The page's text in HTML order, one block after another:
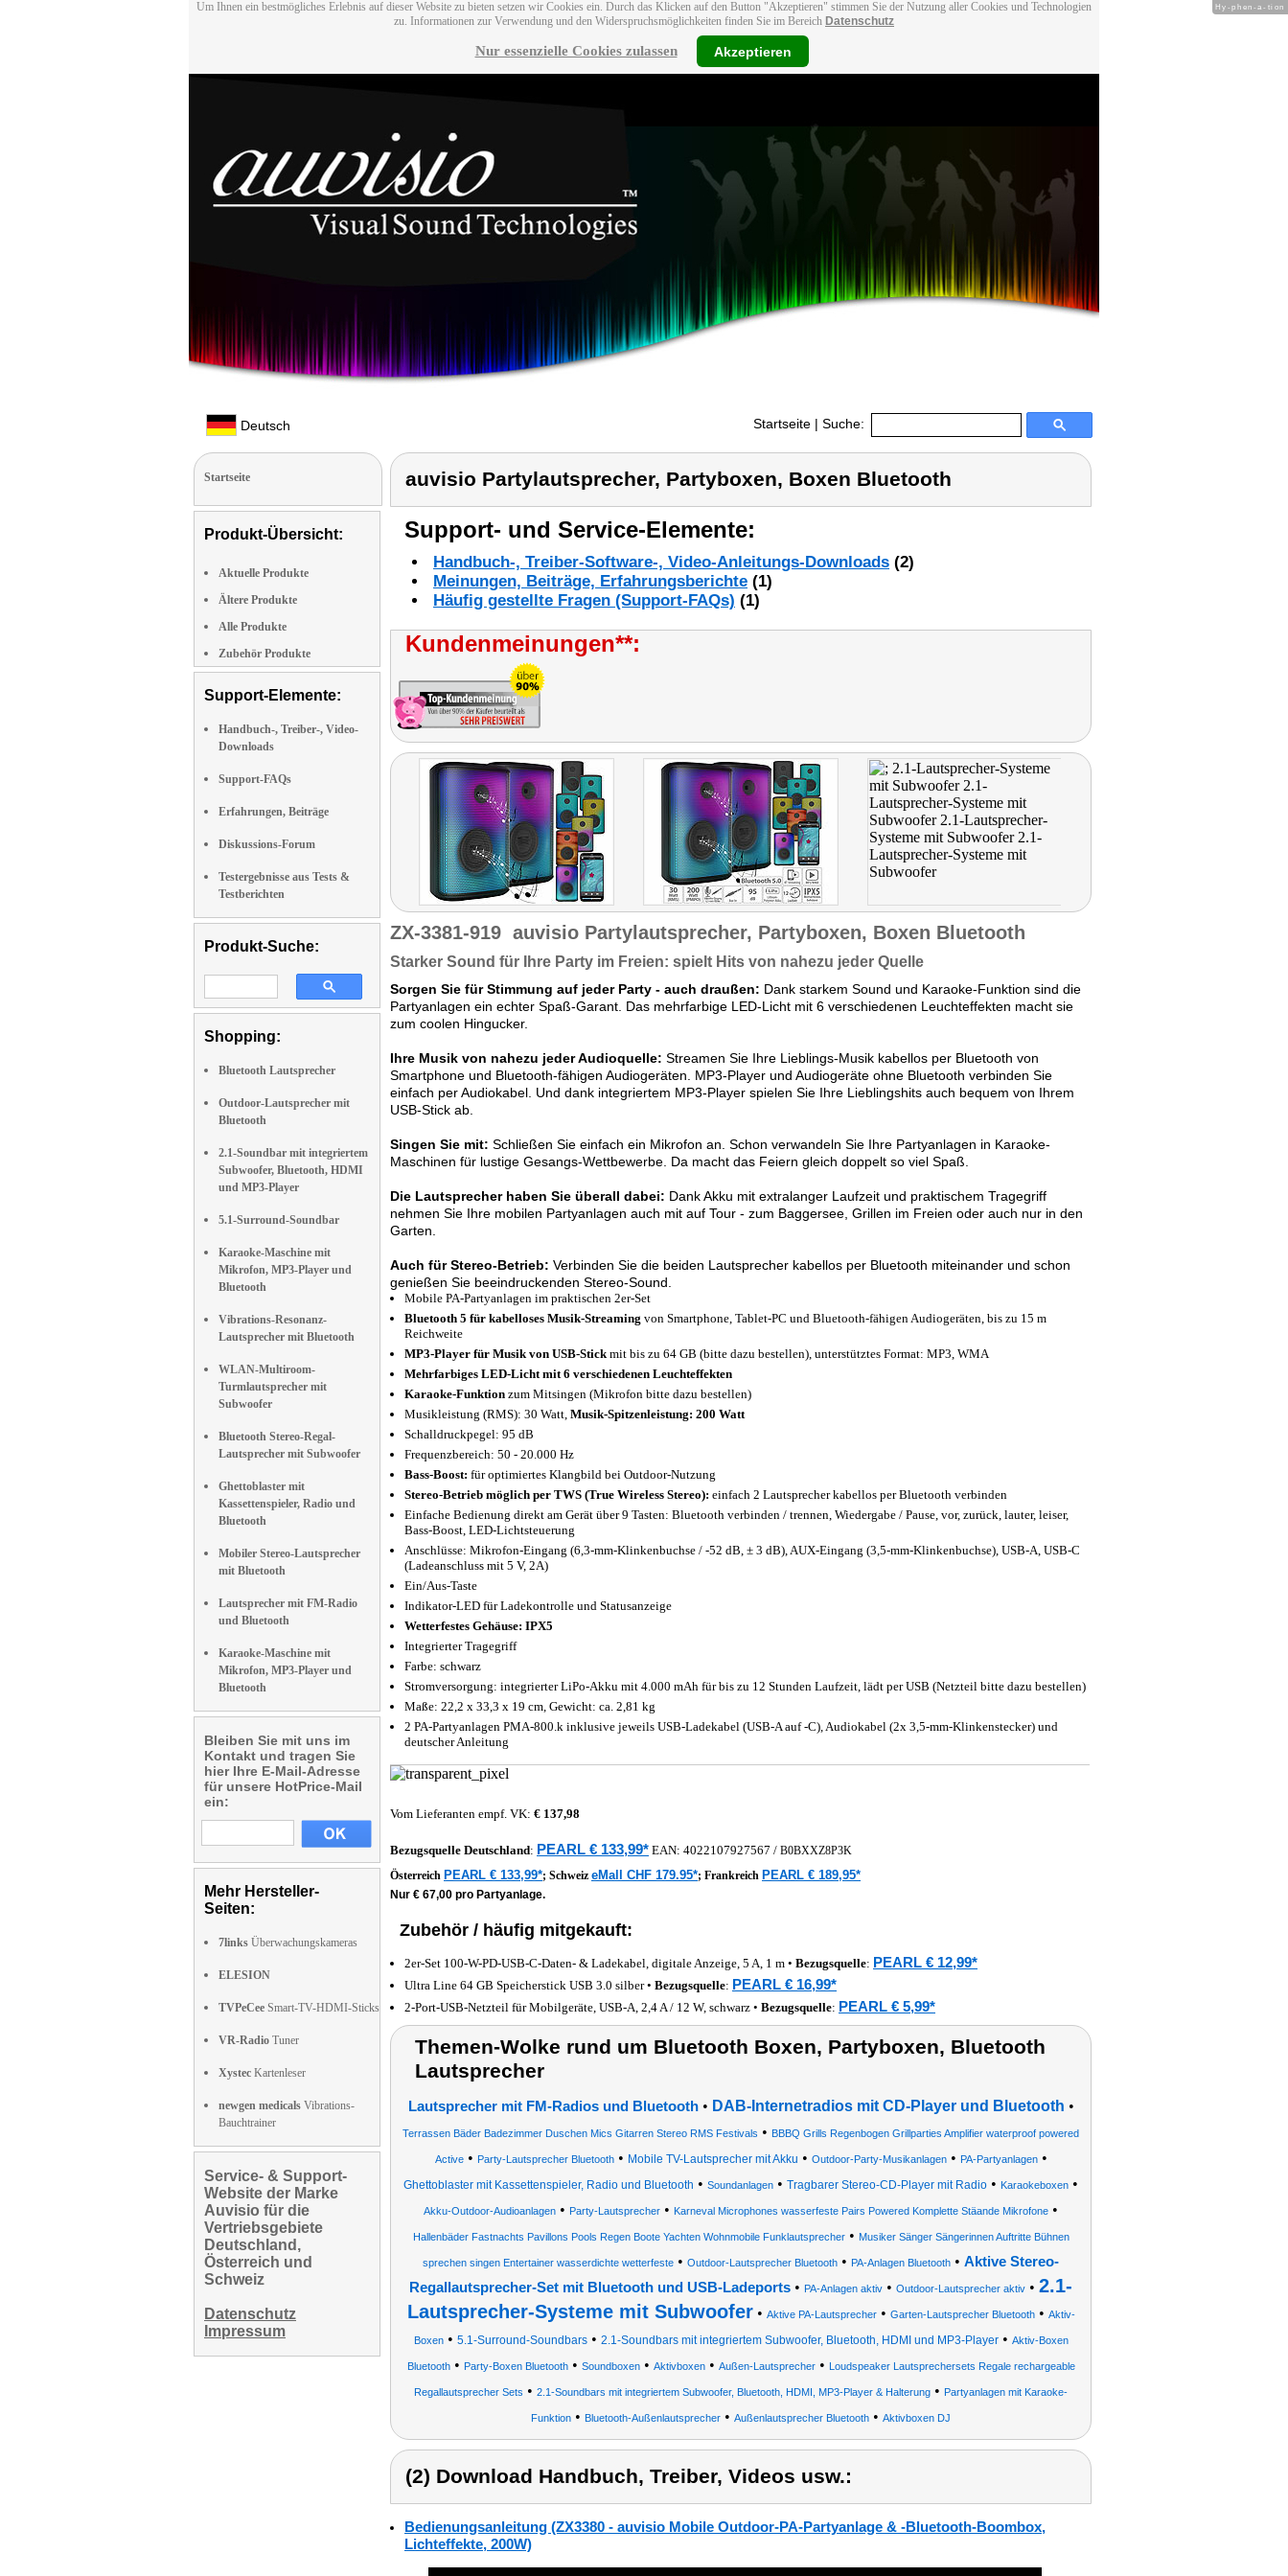
Um Ihnen ein bestmögliches Erlebnis auf dieser Website zu bieten setzen wir Cookies ein. Durch das Klicken auf den Button "Akzeptieren" stimmen Sie der Nutzung aller Cookies und Technologien
zu. Informationen zur Verwendung und den Widerspruchsmöglichkeiten finden Sie im Bereich Datenschutz
Nur essenzielle Cookies zulassen Akzeptieren
Deutsch Startseite | Suche:
Startseite
Produkt-Übersicht:
Aktuelle Produkte
Ältere Produkte
Alle Produkte
Zubehör Produkte
Support-Elemente:
Handbuch-, Treiber-, Video-
Downloads
Support-FAQs
Erfahrungen, Beiträge
Diskussions-Forum
Testergebnisse aus Tests &
Testberichten
Produkt-Suche:
Shopping:
Bluetooth Lautsprecher
Outdoor-Lautsprecher mit
Bluetooth
2.1-Soundbar mit integriertem
Subwoofer, Bluetooth, HDMI
und MP3-Player
5.1-Surround-Soundbar
Karaoke-Maschine mit
Mikrofon, MP3-Player und
Bluetooth
Vibrations-Resonanz-
Lautsprecher mit Bluetooth
WLAN-Multiroom-
Turmlautsprecher mit
Subwoofer
Bluetooth Stereo-Regal-
Lautsprecher mit Subwoofer
Ghettoblaster mit
Kassettenspieler, Radio und
Bluetooth
Mobiler Stereo-Lautsprecher
mit Bluetooth
Lautsprecher mit FM-Radio
und Bluetooth
Karaoke-Maschine mit
Mikrofon, MP3-Player und
Bluetooth
Bleiben Sie mit uns im
Kontakt und tragen Sie
hier Ihre E-Mail-Adresse
für unsere HotPrice-Mail
ein:
Mehr Hersteller-
Seiten:
7links Überwachungskameras
ELESION
TVPeCee Smart-TV-HDMI-Sticks
VR-Radio Tuner
Xystec Kartenleser
newgen medicals Vibrations-
Bauchtrainer
Service- & Support-
Website der Marke
Auvisio für die
Vertriebsgebiete
Deutschland,
Österreich und
Schweiz
Datenschutz
Impressum
auvisio Partylautsprecher, Partyboxen, Boxen Bluetooth
Support- und Service-Elemente:
Handbuch-, Treiber-Software-, Video-Anleitungs-Downloads (2)
Meinungen, Beiträge, Erfahrungsberichte (1)
Häufig gestellte Fragen (Support-FAQs) (1)
Kundenmeinungen**:
ZX-3381-919 auvisio Partylautsprecher, Partyboxen, Boxen Bluetooth
Starker Sound für Ihre Party im Freien: spielt Hits von nahezu jeder Quelle
Sorgen Sie für Stimmung auf jeder Party - auch draußen: Dank starkem Sound und Karaoke-Funktion sind die
Partyanlagen ein echter Spaß-Garant. Das mehrfarbige LED-Licht mit 6 verschiedenen Leuchteffekten macht sie
zum coolen Hingucker.
Ihre Musik von nahezu jeder Audioquelle: Streamen Sie Ihre Lieblings-Musik kabellos per Bluetooth von
Smartphone und Bluetooth-fähigen Audiogeräten. MP3-Player und Audiogeräte ohne Bluetooth verbinden Sie
einfach per Audiokabel. Und dank integriertem MP3-Player spielen Sie Ihre Lieblingshits auch bequem von Ihrem
USB-Stick ab.
Singen Sie mit: Schließen Sie einfach ein Mikrofon an. Schon verwandeln Sie Ihre Partyanlagen in Karaoke-
Maschinen für lustige Gesangs-Wettbewerbe. Da macht das Feiern gleich doppelt so viel Spaß.
Die Lautsprecher haben Sie überall dabei: Dank Akku mit extralanger Laufzeit und praktischem Tragegriff
nehmen Sie Ihre mobilen Partyanlagen auch mit auf Tour - zum Baggersee, Grillen im Freien oder auch nur in den
Garten.
Auch für Stereo-Betrieb: Verbinden Sie die beiden Lautsprecher kabellos per Bluetooth miteinander und schon
genießen Sie beeindruckenden Stereo-Sound.
Mobile PA-Partyanlagen im praktischen 2er-Set
Bluetooth 5 für kabelloses Musik-Streaming von Smartphone, Tablet-PC und Bluetooth-fähigen Audiogeräten, bis zu 15 m
Reichweite
MP3-Player für Musik von USB-Stickmit bis zu 64 GB (bitte dazu bestellen), unterstütztes Format: MP3, WMA
Mehrfarbiges LED-Licht mit 6 verschiedenen Leuchteffekten
Karaoke-Funktion zum Mitsingen (Mikrofon bitte dazu bestellen)
Musikleistung (RMS): 30 Watt, Musik-Spitzenleistung: 200 Watt
Schalldruckpegel: 95 dB
Frequenzbereich: 50 - 20.000 Hz
Bass-Boost: für optimiertes Klangbild bei Outdoor-Nutzung
Stereo-Betrieb möglich per TWS (True Wireless Stereo): einfach 2 Lautsprecher kabellos per Bluetooth verbinden
Einfache Bedienung direkt am Gerät über 9 Tasten: Bluetooth verbinden / trennen, Wiedergabe / Pause, vor, zurück, lauter, leiser,
Bass-Boost, LED-Lichtsteuerung
Anschlüsse: Mikrofon-Eingang (6,3-mm-Klinkenbuchse / -52 dB, ± 3 dB), AUX-Eingang (3,5-mm-Klinkenbuchse), USB-A, USB-C
(Ladeanschluss mit 5 V, 2A)
Ein/Aus-Taste
Indikator-LED für Ladekontrolle und Statusanzeige
Wetterfestes Gehäuse: IPX5
Integrierter Tragegriff
Farbe: schwarz
Stromversorgung: integrierter LiPo-Akku mit 4.000 mAh für bis zu 12 Stunden Laufzeit, lädt per USB (Netzteil bitte dazu bestellen)
Maße: 22,2 x 33,3 x 19 cm, Gewicht: ca. 2,81 kg
2 PA-Partyanlagen PMA-800.k inklusive jeweils USB-Ladekabel (USB-A auf -C), Audiokabel (2x 3,5-mm-Klinkenstecker) und
deutscher Anleitung
Vom Lieferanten empf. VK: € 137,98
Bezugsquelle Deutschland: PEARL € 133,99* EAN: 4022107927567 / B0BXXZ8P3K
Österreich PEARL € 133,99*; Schweiz eMall CHF 179.95*; Frankreich PEARL € 189,95*
Nur € 67,00 pro Partyanlage.
Zubehör / häufig mitgekauft:
2er-Set 100-W-PD-USB-C-Daten- & Ladekabel, digitale Anzeige, 5 A, 1 m • Bezugsquelle: PEARL € 12,99*
Ultra Line 64 GB Speicherstick USB 3.0 silber • Bezugsquelle: PEARL € 16,99*
2-Port-USB-Netzteil für Mobilgeräte, USB-A, 2,4 A / 12 W, schwarz • Bezugsquelle: PEARL € 5,99*
Themen-Wolke rund um Bluetooth Boxen, Partyboxen, Bluetooth
Lautsprecher
Lautsprecher mit FM-Radios und Bluetooth• DAB-Internetradios mit CD-Player und Bluetooth •
Terrassen Bäder Badezimmer Duschen Mics Gitarren Stereo RMS Festivals • BBBQ Grills Regenbogen Grillparties Amplifier waterproof powered
Active• Party-Lautsprecher Bluetooth• Mobile TV-Lautsprecher mit Akku • Outdoor-Party-Musikanlagen• PA-Partyanlagen•
Ghettoblaster mit Kassettenspieler, Radio und Bluetooth • Soundanlagen • Tragbarer Stereo-CD-Player mit Radio • Karaokeboxen •
Akku-Outdoor-Audioanlagen • Party-Lautsprecher • Karneval Microphones wasserfeste Pairs Powered Komplette Stäande Mikrofone •
Hallenbäder Fastnachts Pavillons Pools Regen Boote Yachten Wohnmobile Funklautsprecher• Musiker Sänger Sängerinnen Auftritte Bühnen
sprechen singen Entertainer wasserdichte wetterfeste • Outdoor-Lautsprecher Bluetooth • PA-Anlagen Bluetooth • Aktive Stereo-
Regallautsprecher-Set mit Bluetooth und USB-Ladeports • PA-Anlagen aktiv • Outdoor-Lautsprecher aktiv • 2.1-
Lautsprecher-Systeme mit Subwoofer• Aktive PA-Lautsprecher• Garten-Lautsprecher Bluetooth• Aktiv-
Boxen• 5.1-Surround-Soundbars• 2.1-Soundbars mit integriertem Subwoofer, Bluetooth, HDMI und MP3-Player• Aktiv-Boxen
Bluetooth• Party-Boxen Bluetooth• Soundboxen• Aktivboxen• Außen-Lautsprecher• Loudspeaker Lautsprechersets Regale rechargeable
Regallautsprecher Sets • 2.1-Soundbars mit integriertem Subwoofer, Bluetooth, HDMI, MP3-Player & Halterung • Partyanlagen mit Karaoke-
Funktion • Bluetooth-Außenlautsprecher • Außenlautsprecher Bluetooth • Aktivboxen DJ
(2) Download Handbuch, Treiber, Videos usw.:
Bedienungsanleitung (ZX3380 - auvisio Mobile Outdoor-PA-Partyanlage & -Bluetooth-Boombox,
Lichteffekte, 200W)
Hy-phen-a-tion